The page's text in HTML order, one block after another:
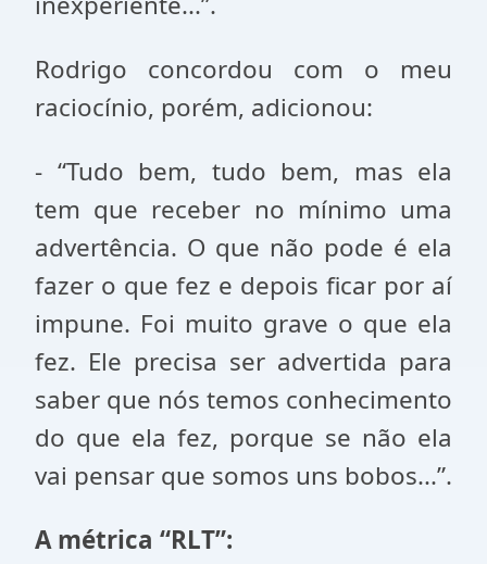
Rodrigo concordou com o meu
raciocínio, porém, adicionou:
- “Tudo bem, tudo bem, mas ela
tem que receber no mínimo uma
advertência. O que não pode é ela
fazer o que fez e depois ficar por aí
impune. Foi muito grave o que ela
fez. Ele precisa ser advertida para
saber que nós temos conhecimento
do que ela fez, porque se não ela
vai pensar que somos uns bobos...”.
A métrica “RLT”: